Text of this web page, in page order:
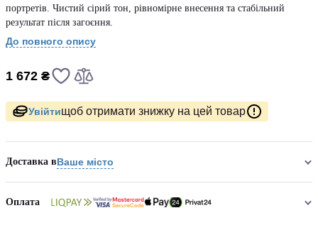
портретів. Чистий сірий тон, рівномірне внесення та стабільний
результат після загоєння.
До повного опису
1 672 ₴
Увійтищоб отримати знижку на цей товар
Доставка вВаше місто
Оплата